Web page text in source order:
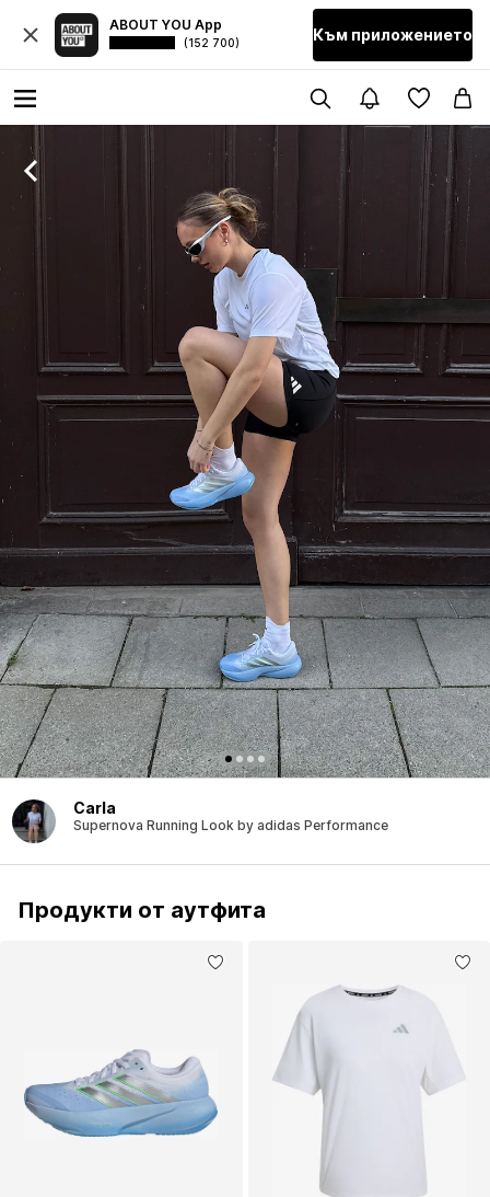
ABOUT YOU App
(152 700) Към приложението
Carla
Supernova Running Look by adidas Performance
Продукти от аутфита